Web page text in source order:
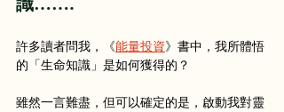
許多讀者問我， 《能量投資》 書中，我所體悟
的「生命知識」是如何獲得的？
雖然一言難盡，但可以確定的是，啟動我對靈